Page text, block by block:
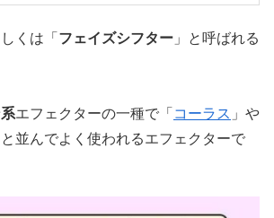
くは「 フェイズシフター 」と呼ばれる
エフェクターの一種で「 コーラス 」や
と並んでよく使われるエフェクターで